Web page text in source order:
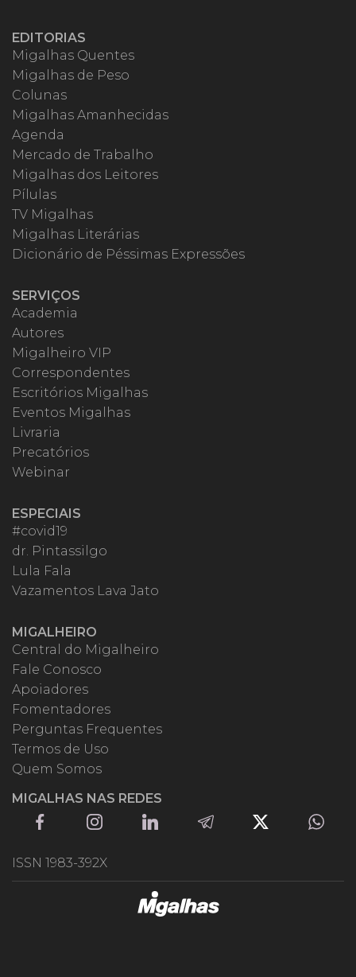
EDITORIAS
Migalhas Quentes
Migalhas de Peso
Colunas
Migalhas Amanhecidas
Agenda
Mercado de Trabalho
Migalhas dos Leitores
Pílulas
TV Migalhas
Migalhas Literárias
Dicionário de Péssimas Expressões
SERVIÇOS
Academia
Autores
Migalheiro VIP
Correspondentes
Escritórios Migalhas
Eventos Migalhas
Livraria
Precatórios
Webinar
ESPECIAIS
#covid19
dr. Pintassilgo
Lula Fala
Vazamentos Lava Jato
MIGALHEIRO
Central do Migalheiro
Fale Conosco
Apoiadores
Fomentadores
Perguntas Frequentes
Termos de Uso
Quem Somos
MIGALHAS NAS REDES
ISSN 1983-392X